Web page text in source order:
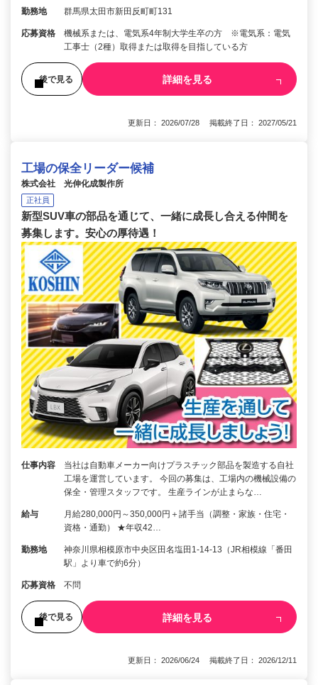
勤務地 群馬県太田市新田反町町131
応募資格
機械系または、電気系4年制大学生卒の方 ※電気系：電気
工事士（2種）取得または取得を目指している方
後で見る 詳細を見る
更新日： 2026/07/28 掲載終了日： 2027/05/21
工場の保全リーダー候補
株式会社 光伸化成製作所
正社員
新型SUV車の部品を通じて、一緒に成長し合える仲間を
募集します。安心の厚待遇！
仕事内容
当社は自動車メーカー向けプラスチック部品を製造する自社
工場を運営しています。 今回の募集は、工場内の機械設備の
保全・管理スタッフです。 生産ラインが止まらな…
給与
月給280,000円～350,000円＋諸手当（調整・家族・住宅・
資格・通勤） ★年収42…
勤務地
神奈川県相模原市中央区田名塩田1-14-13（JR相模線「番田
駅」より車で約6分）
応募資格 不問
後で見る 詳細を見る
更新日： 2026/06/24 掲載終了日： 2026/12/11